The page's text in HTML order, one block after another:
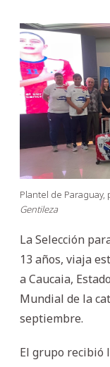
Plantel de Paraguay,
Gentileza
La Selección
13 años, viaja
a Caucaia,
Mundial de la
septiembre.
El grupo recibió